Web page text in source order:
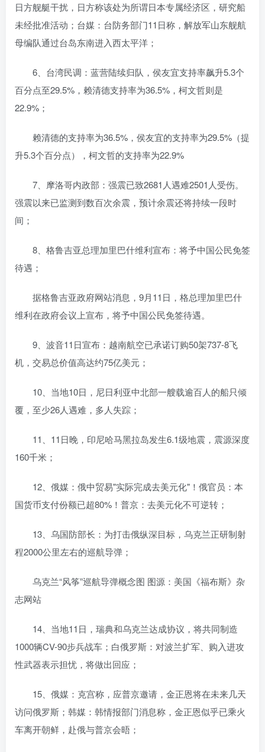
日方舰艇干扰，日方称该处为所谓日本专属经济区，研究船
未经批准活动；台媒：台防务部门11日称，解放军山东舰航
母编队通过台岛东南进入西太平洋；
6、台湾民调：蓝营陆续归队，侯友宜支持率飙升5.3个
百分点至29.5%，赖清德支持率为36.5%，柯文哲则是
22.9%；
赖清德的支持率为36.5%，侯友宜的支持率为29.5%（提
升5.3个百分点），柯文哲的支持率为22.9%
7、摩洛哥内政部：强震已致2681人遇难2501人受伤。
强震以来已监测到数百次余震，预计余震还将持续一段时
间；
8、格鲁吉亚总理加里巴什维利宣布：将予中国公民免签
待遇；
据格鲁吉亚政府网站消息，9月11日，格总理加里巴什
维利在政府会议上宣布，将予中国公民免签待遇。
9、波音11日宣布：越南航空已承诺订购50架737-8飞
机，交易总价值高达约75亿美元；
10、当地10日，尼日利亚中北部一艘载逾百人的船只倾
覆，至少26人遇难，多人失踪；
11、11日晚，印尼哈马黑拉岛发生6.1级地震，震源深度
160千米；
12、俄媒：俄中贸易"实际完成去美元化"！俄官员：本
国货币支付份额已超80%！普京：去美元化不可逆转；
13、乌国防部长：为打击俄纵深目标，乌克兰正研制射
程2000公里左右的巡航导弹；
乌克兰“风筝”巡航导弹概念图 图源：美国《福布斯》杂
志网站
14、当地11日，瑞典和乌克兰达成协议，将共同制造
1000辆CV-90步兵战车；白俄罗斯：对波兰扩军、购入进攻
性武器表示担忧，将做出回应；
15、俄媒：克宫称，应普京邀请，金正恩将在未来几天
访问俄罗斯；韩媒：韩情报部门消息称，金正恩似乎已乘火
车离开朝鲜，赴俄与普京会晤；